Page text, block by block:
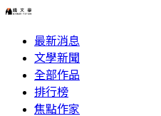
最新消息
文學新聞
全部作品
排行榜
焦點作家